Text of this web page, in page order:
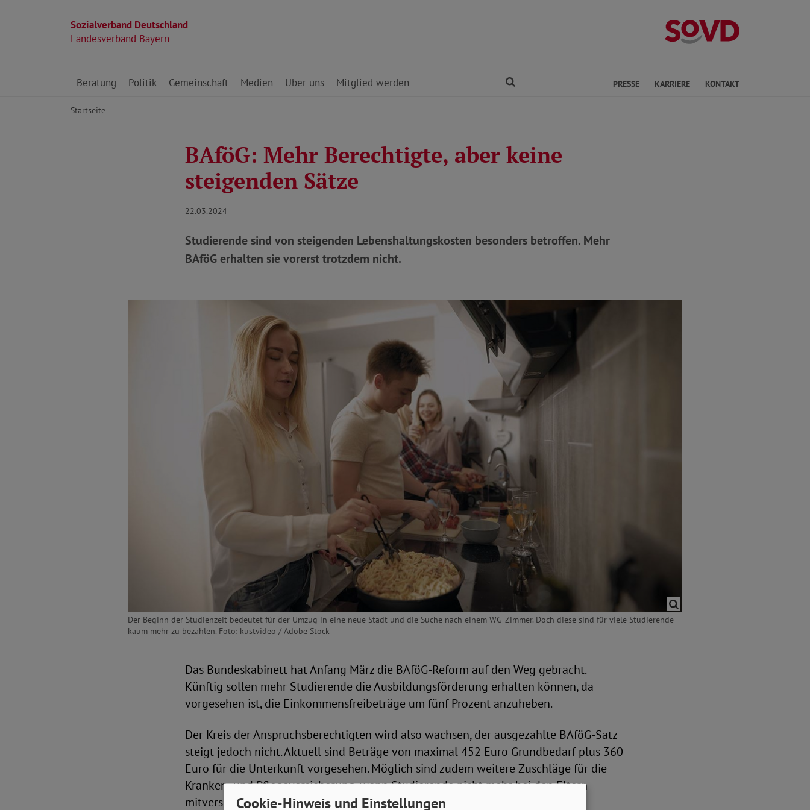
Sozialverband Deutschland
Landesverband Bayern
Landesverband
Direkt zu den Inhalten springen
Beratung Politik Gemeinschaft Medien Über uns Mitglied werden PRESSE KARRIERE KONTAKT
Startseite
BAföG: Mehr Berechtigte, aber keine
steigenden Sätze
22.03.2024
Studierende sind von steigenden Lebenshaltungskosten besonders betroffen. Mehr
BAföG erhalten sie vorerst trotzdem nicht.
Der Beginn der Studienzeit bedeutet für der Umzug in eine neue Stadt und die Suche nach einem WG-Zimmer. Doch diese sind für viele Studierende
kaum mehr zu bezahlen. Foto: kustvideo / Adobe Stock
Das Bundeskabinett hat Anfang März die BAföG-Reform auf den Weg gebracht.
Künftig sollen mehr Studierende die Ausbildungsförderung erhalten können, da
vorgesehen ist, die Einkommensfreibeträge um fünf Prozent anzuheben.
Der Kreis der Anspruchsberechtigten wird also wachsen, der ausgezahlte BAföG-Satz
steigt jedoch nicht. Aktuell sind Beträge von maximal 452 Euro Grundbedarf plus 360
Euro für die Unterkunft vorgesehen. Möglich sind zudem weitere Zuschläge für die
Kranken- und Pflegeversicherung, wenn Studierende nicht mehr bei den Eltern
mitversichert sind.Cookie-Hinweis und Einstellungen